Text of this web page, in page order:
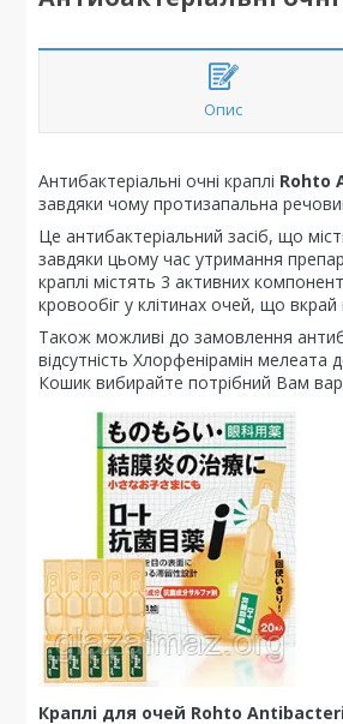
Опис
Антибактеріальні очні краплі Rohto
завдяки чому протизапальна
Це антибактеріальний засіб, що
завдяки цьому час утримання
краплі містять 3 активних
кровообіг у клітинах очей, що
Також можливі до замовлення
відсутність Хлорфенірамін мелеата
Кошик вибирайте потрібний Вам
Краплі для очей Rohto